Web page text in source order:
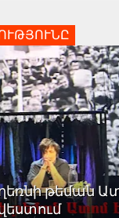
թեման